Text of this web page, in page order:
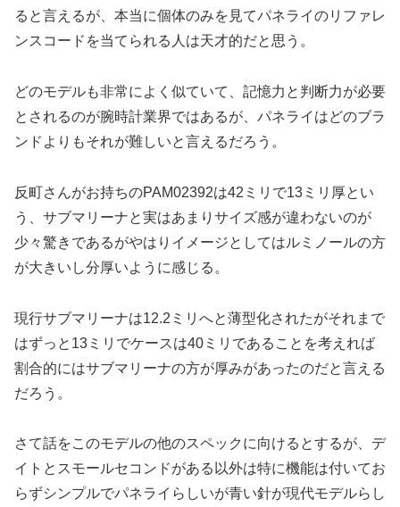
ると言えるが、本当に個体のみを見てパネライのリファレ
ンスコードを当てられる人は天才的だと思う。
どのモデルも非常によく似ていて、記憶力と判断力が必要
とされるのが腕時計業界ではあるが、パネライはどのブラ
ンドよりもそれが難しいと言えるだろう。
反町さんがお持ちのPAM02392は42ミリで13ミリ厚とい
う、サブマリーナと実はあまりサイズ感が違わないのが
少々驚きであるがやはりイメージとしてはルミノールの方
が大きいし分厚いように感じる。
現行サブマリーナは12.2ミリへと薄型化されたがそれまで
はずっと13ミリでケースは40ミリであることを考えれば
割合的にはサブマリーナの方が厚みがあったのだと言える
だろう。
さて話をこのモデルの他のスペックに向けるとするが、デ
イトとスモールセコンドがある以外は特に機能は付いてお
らずシンプルでパネライらしいが青い針が現代モデルらし